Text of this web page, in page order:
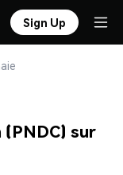
Sign Up
(PNDC) sur